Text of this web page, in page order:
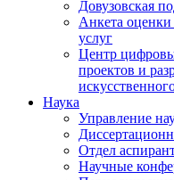
Довузовская
Анкета оценки
услуг
Центр
проектов и
Наука
Управление
Отдел
Научные